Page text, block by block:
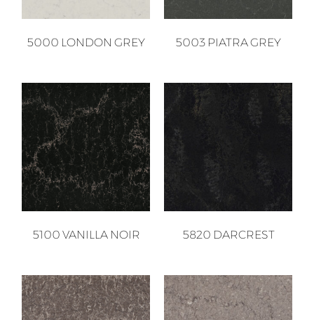
5000 LONDON GREY 5003 PIATRA GREY
5100 VANILLA NOIR 5820 DARCREST